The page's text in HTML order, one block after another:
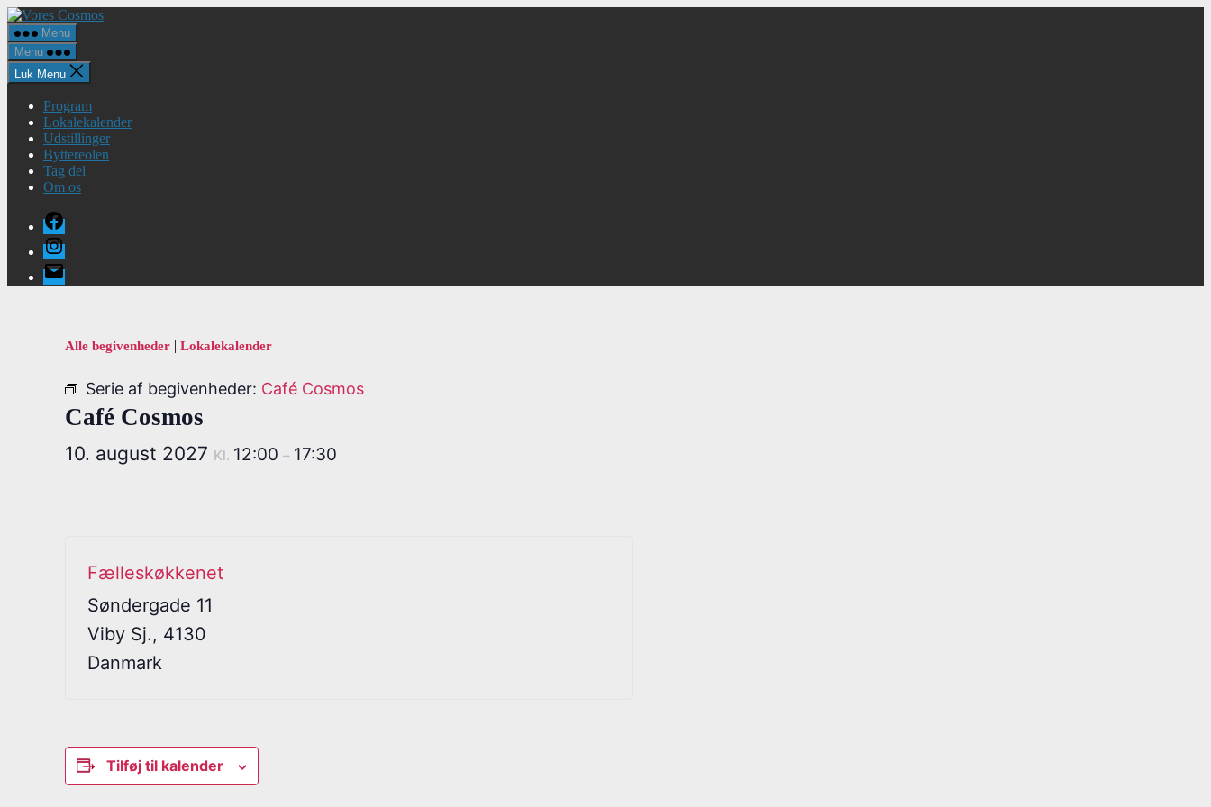
Spring
til
indholdet
Vores
Menu
Menu
Luk Menu
Program
Lokalekalender
Udstillinger
Byttereolen
Tag del
Om os
Facebook
Instagram
E-
mail
Alle begivenheder | Lokalekalender
Serie af begivenheder: Café Cosmos
Café Cosmos
10. august 2027 Kl. 12:00 – 17:30
Fælleskøkkenet
Søndergade 11
Viby Sj., 4130
Danmark
Tilføj til kalender